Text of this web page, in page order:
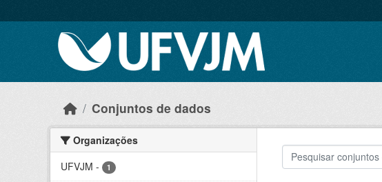
Conjuntos de dados
Organizações
UFVJM - 1